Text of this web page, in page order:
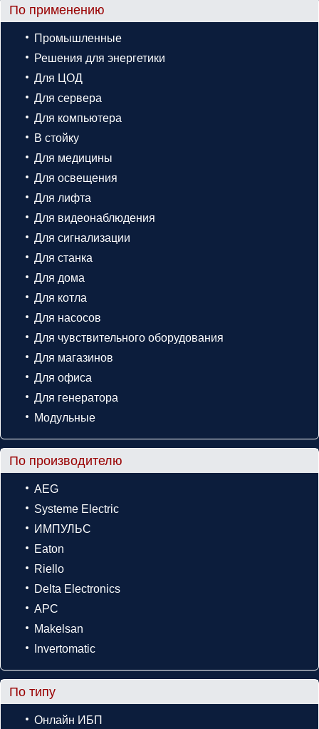
По применению
Промышленные
Решения для энергетики
Для ЦОД
Для сервера
Для компьютера
В стойку
Для медицины
Для освещения
Для лифта
Для видеонаблюдения
Для сигнализации
Для станка
Для дома
Для котла
Для насосов
Для чувствительного оборудования
Для магазинов
Для офиса
Для генератора
Модульные
По производителю
AEG
Systeme Electric
ИМПУЛЬС
Eaton
Riello
Delta Electronics
APC
Makelsan
Invertomatic
По типу
Онлайн ИБП